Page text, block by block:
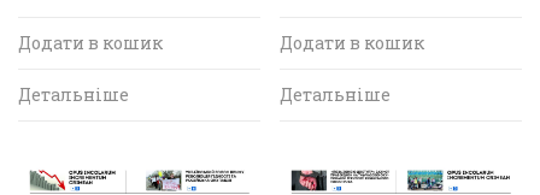
Додати в кошик
Детальніше
Додати в кошик
Детальніше